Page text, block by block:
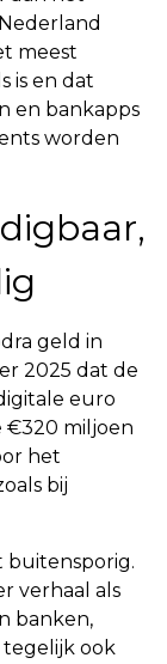
meest
is en dat
en bankapps
worden
geld in
2025 dat de
euro
€320 miljoen
het
bij
buitensporig.
verhaal als
banken,
ook